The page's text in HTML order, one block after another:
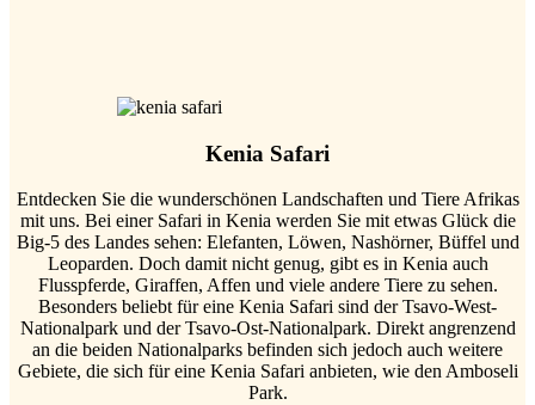
Kenia Safari
Entdecken Sie die wunderschönen Landschaften und Tiere Afrikas
mit uns. Bei einer Safari in Kenia werden Sie mit etwas Glück die
Big-5 des Landes sehen: Elefanten, Löwen, Nashörner, Büffel und
Leoparden. Doch damit nicht genug, gibt es in Kenia auch
Flusspferde, Giraffen, Affen und viele andere Tiere zu sehen.
Besonders beliebt für eine Kenia Safari sind der Tsavo-West-
Nationalpark und der Tsavo-Ost-Nationalpark. Direkt angrenzend
an die beiden Nationalparks befinden sich jedoch auch weitere
Gebiete, die sich für eine Kenia Safari anbieten, wie den Amboseli
Park.